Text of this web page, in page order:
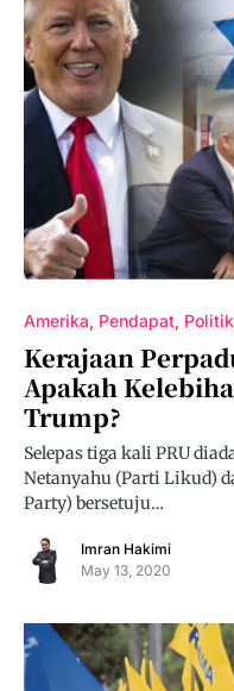
Amerika Pendapat Politik
Kerajaan
Apakah
Trump?
Selepas tiga kali PRU
Netanyahu (Parti Likud)
Party) bersetuju…
Imran Hakimi
May 13, 2020